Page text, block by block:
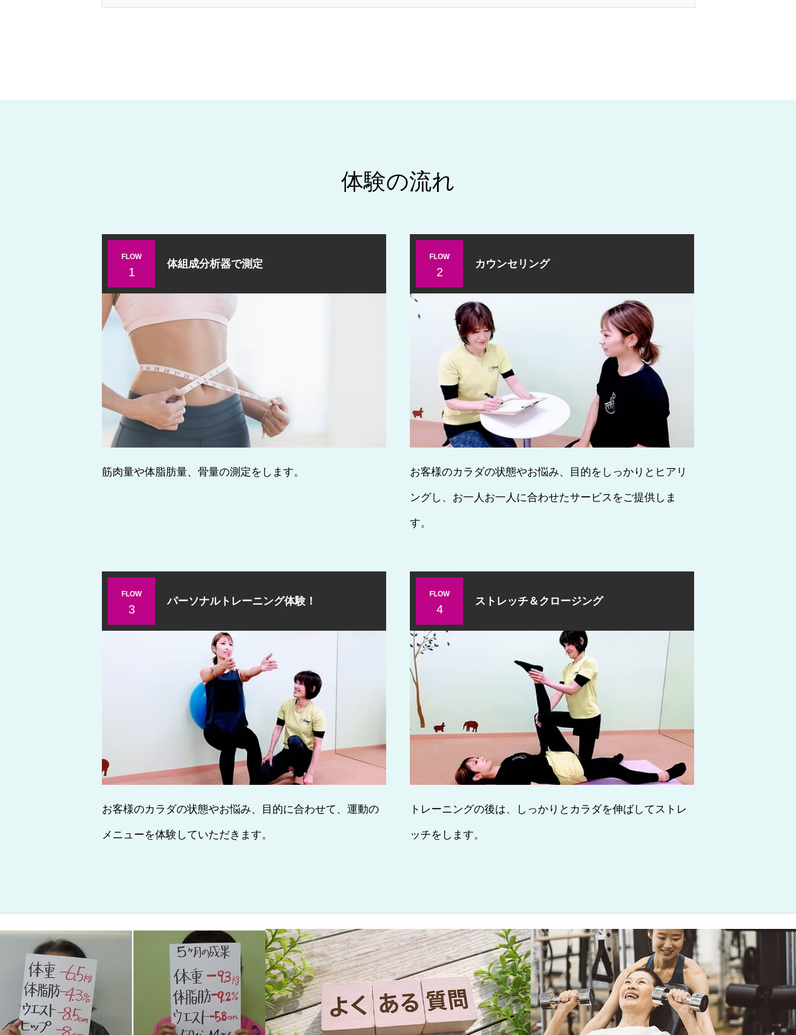
体験の流れ
FLOW
1
体組成分析器で測定
筋肉量や体脂肪量、骨量の測定をします。
FLOW
2
カウンセリング
お客様のカラダの状態やお悩み、目的をしっかりとヒアリ
ングし、お一人お一人に合わせたサービスをご提供しま
す。
FLOW
3
パーソナルトレーニング体験！
お客様のカラダの状態やお悩み、目的に合わせて、運動の
メニューを体験していただきます。
FLOW
4
ストレッチ＆クロージング
トレーニングの後は、しっかりとカラダを伸ばしてストレ
ッチをします。